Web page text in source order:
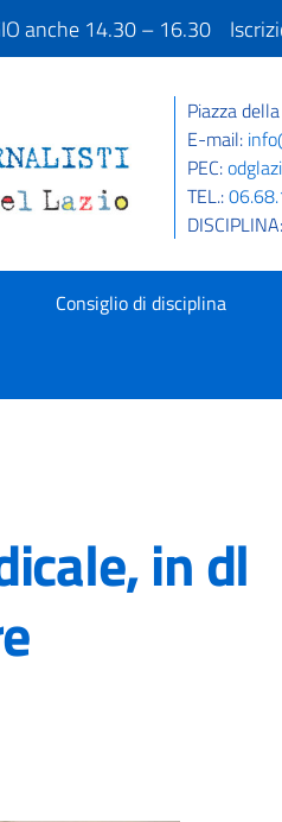
anche 14.30 – 16.30
Piazza
E-mail:
PEC:
TEL.:
DISCIPLINA:
Consiglio di disciplina
in dl